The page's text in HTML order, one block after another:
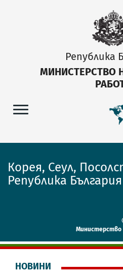
Република
МИНИСТЕРСТВО
Корея, Сеул,
Република България
НОВИНИ